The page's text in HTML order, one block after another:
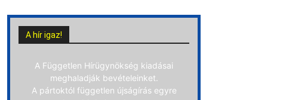
A hír igaz!
A Független Hírügynökség kiadásai
meghaladják bevételeinket.
A pártoktól független újságírás egyre